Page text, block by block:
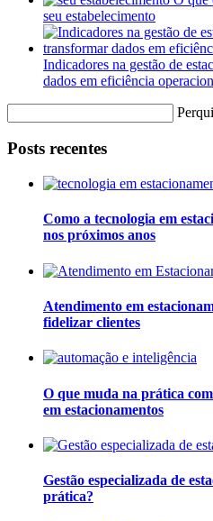
seu estabelecimento
Indicadores na gestão de
dados em eficiência
Posts recentes
Como a tecnologia em
nos próximos anos
Atendimento em
fidelizar clientes
O que muda na prática
em estacionamentos
Gestão especializada de
prática?